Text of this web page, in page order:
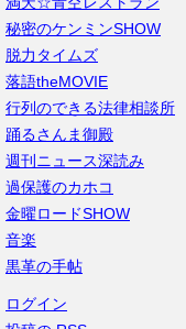
秘密のケンミンSHOW
脱力タイムズ
落語theMOVIE
行列のできる法律相談所
踊るさんま御殿
週刊ニュース深読み
過保護のカホコ
金曜ロードSHOW
音楽
黒革の手帖
ログイン